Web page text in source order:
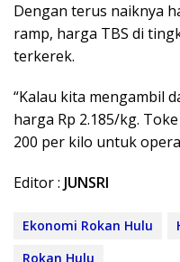
Dengan terus naiknya
ramp, harga TBS di
terkerek.
“Kalau kita mengambil
harga Rp 2.185/kg.
200 per kilo untuk
Editor : JUNSRI
Ekonomi Rokan Hulu
Rokan Hulu